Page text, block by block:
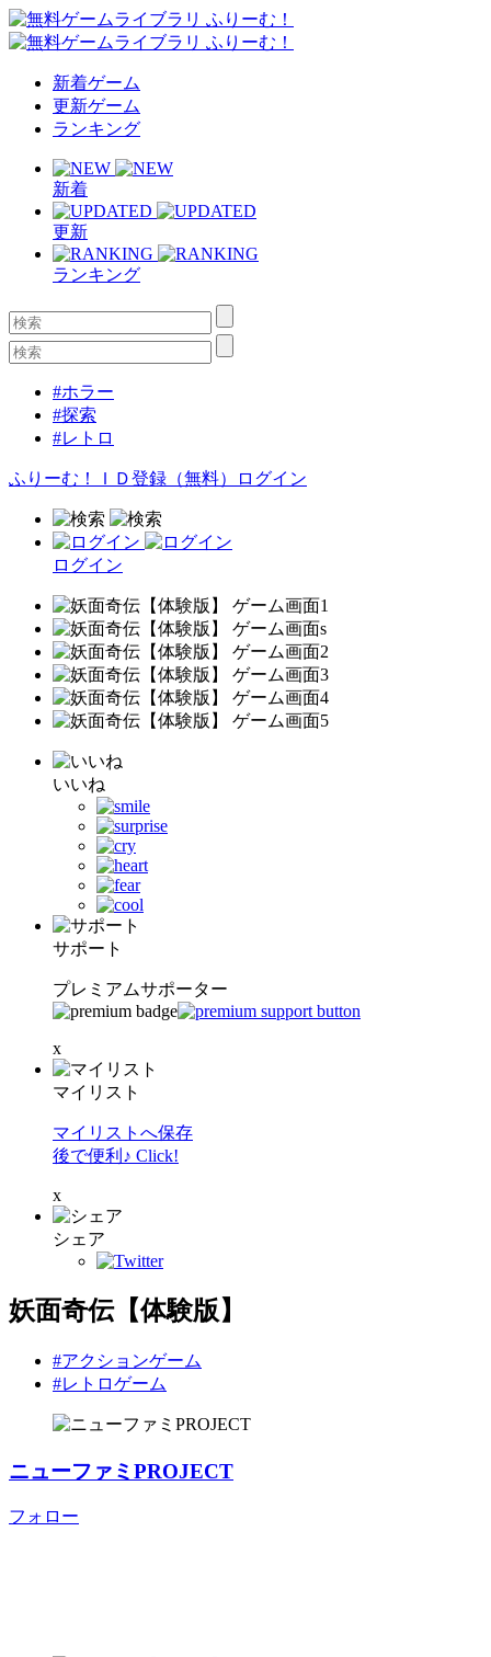
新着ゲーム
更新ゲーム
ランキング
新着
更新
ランキング
#ホラー
#探索
#レトロ
ふりーむ！ＩＤ登録（無料） ログイン
ログイン
いいね
サポート
プレミアムサポーター
x
マイリスト
マイリストへ保存
後で便利♪ Click!
x
シェア
妖面奇伝【体験版】
#アクションゲーム
#レトロゲーム
ニューファミPROJECT
フォロー